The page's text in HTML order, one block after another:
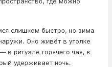
слишком быстро, но зима
Оно живёт в уголке
в ритуале горячего чая, в
удерживает ночь.